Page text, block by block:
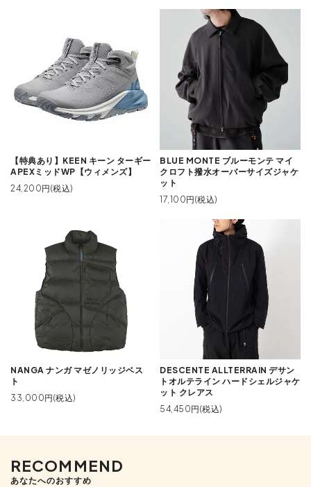
【特典あり】KEEN キーン ターギー
APEXミッドWP【ウィメンズ】
24,200円(税込)
BLUE MONTE ブルーモンテ マイ
クロフト撥水オーバーサイズジャケ
ット
17,100円(税込)
NANGA ナンガ マゼノリッジベス
ト
33,000円(税込)
DESCENTE ALLTERRAIN デサン
トオルテライン ハードシェルジャケ
ット クレアス
54,450円(税込)
RECOMMEND
あなたへのおすすめ